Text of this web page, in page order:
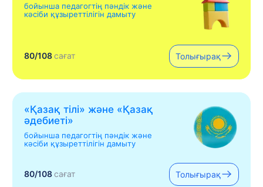
бойынша педагогтің пәндік және
кәсіби құзыреттілігін дамыту
80/108сағат Толығырақ
«Қазақ тілі» жəне «Қазақ
əдебиеті»
бойынша педагогтің пәндік және
кәсіби құзыреттілігін дамыту
80/108сағат Толығырақ